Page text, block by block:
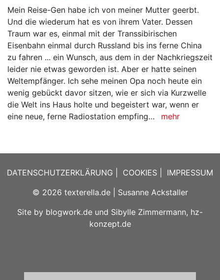
Mein Reise-Gen habe ich von meiner Mutter geerbt.
Und die wiederum hat es von ihrem Vater. Dessen
Traum war es, einmal mit der Transsibirischen
Eisenbahn einmal durch Russland bis ins ferne China
zu fahren ... ein Wunsch, aus dem in der Nachkriegszeit
leider nie etwas geworden ist. Aber er hatte seinen
Weltempfänger. Ich sehe meinen Opa noch heute ein
wenig gebückt davor sitzen, wie er sich via Kurzwelle
die Welt ins Haus holte und begeistert war, wenn er
eine neue, ferne Radiostation empfing…
mehr
DATENSCHUTZERKLÄRUNG COOKIES
IMPRESSUM
© 2026 texterella.de| Susanne Ackstaller
Site by blogwork.de und Sibylle Zimmermann, hz-
konzept.de